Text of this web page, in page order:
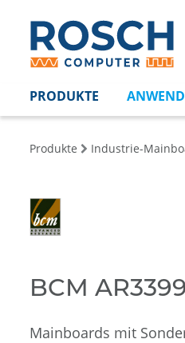
PRODUKTE
Produkte Industrie-
BCM
Mainboards mit